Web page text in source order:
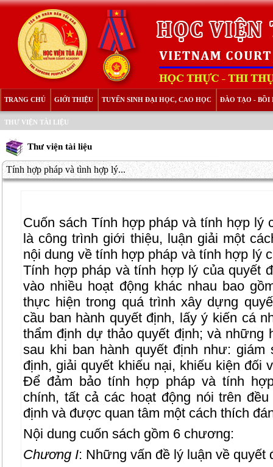
TRANG CHỦ GIỚI THIỆU TUYỂN SINH ĐẠI HỌC, CAO HỌC ĐÀO TẠO - BỒI
THƯ VIỆN TÀI LIỆU
Thư viện tài liệu
Tính hợp pháp và tình hợp lý...
Cuốn sách Tính hợp pháp và tính hợp lý
là công trình giới thiệu, luận giải một
nội dung về tính hợp pháp và tính hợp lý
Tính hợp pháp và tính hợp lý của quyết
vào nhiều hoạt động khác nhau bao
thực hiện trong quá trình xây dựng
cầu ban hành quyết định, lấy ý kiến cá
thẩm định dự thảo quyết định; và những
sau khi ban hành quyết định như:
định, giải quyết khiếu nại, khiếu kiện đối
Để đảm bảo tính hợp pháp và tính
chính, tất cả các hoạt động nói trên
định và được quan tâm một cách thích
Nội dung cuốn sách gồm 6 chương:
Chương I: Những vấn đề lý luận về quyết